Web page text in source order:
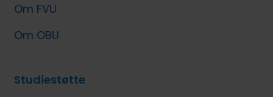
Om FVU
Om OBU
Studiestøtte